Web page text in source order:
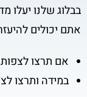
בבלוג שלנו יעלו
אתם יכולים
אם תרצו
במידה ותרצו